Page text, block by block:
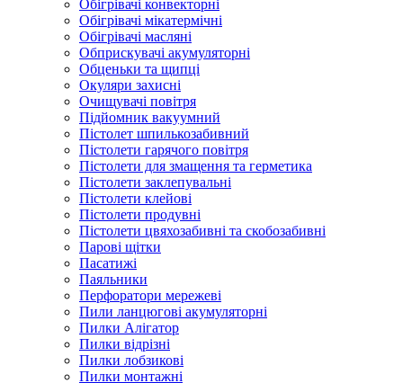
Обігрівачі конвекторні
Обігрівачі мікатермічні
Обігрівачі масляні
Обприскувачі акумуляторні
Обценьки та щипці
Окуляри захисні
Очищувачі повітря
Підйомник вакуумний
Пістолет шпилькозабивний
Пістолети гарячого повітря
Пістолети для змащення та герметика
Пістолети заклепувальні
Пістолети клейові
Пістолети продувні
Пістолети цвяхозабивні та скобозабивні
Парові щітки
Пасатижі
Паяльники
Перфоратори мережеві
Пили ланцюгові акумуляторні
Пилки Алігатор
Пилки відрізні
Пилки лобзикові
Пилки монтажні